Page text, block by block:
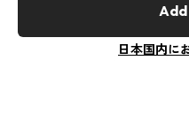
日本国内に